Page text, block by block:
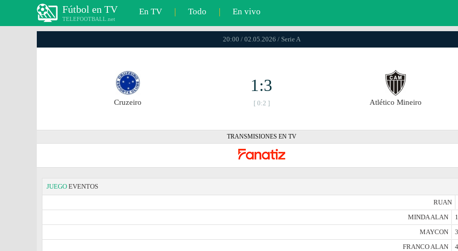
Fútbol en TV
TELEFOOTBALL.net
En TV | Todo | En vivo
20:00 / 02.05.2026 / Serie A
Cruzeiro
1:3
[ 0:2 ] Atlético Mineiro
TRANSMISIONES EN TV
JUEGO EVENTOS
RUAN
MINDA ALAN
MAYCON
FRANCO ALAN